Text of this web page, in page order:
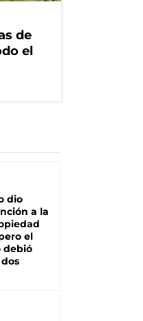
de
el
dio
a la
el
debió